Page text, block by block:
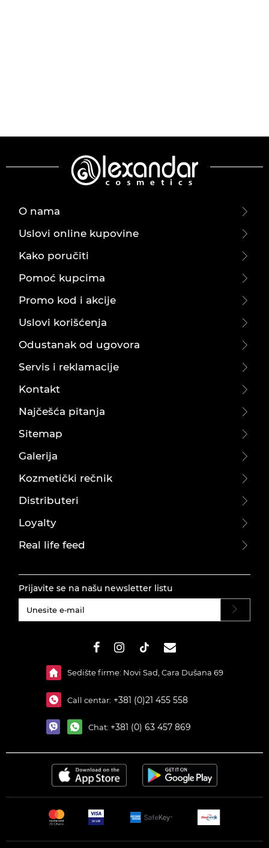
O nama
Uslovi online kupovine
Kako poručiti
Pomoć kupcima
Promo kod i akcije
Uslovi korišćenja
Odustanak od ugovora
Servis i reklamacije
Kontakt
Najčešća pitanja
Sitemap
Galerija
Kozmetički rečnik
Distributeri
Loyalty
Real life feed
Prijavite se na našu newsletter listu
Sedište firme: Novi Sad, Cara Dušana 69
Call centar: +381 (0)21 455 558
Chat: +381 (0) 63 457 869